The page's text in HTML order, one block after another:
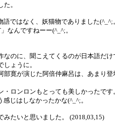
。
語ではなく、妖猫物でありました(^_^;
なんですねーー(^_^;。
のに、聞こえてくるのが日本語だけ
ょうに。
寛が演じた阿倍仲麻呂は、あまり登
ロンロンもとっても美しかったです
じはしなかったかな(^_^;。
たいと思いました。 (2018,03,15)